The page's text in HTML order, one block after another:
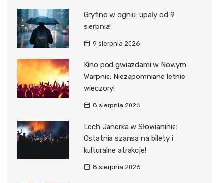
Gryfino w ogniu: upały od 9
sierpnia!
9 sierpnia 2026
Kino pod gwiazdami w Nowym
Warpnie: Niezapomniane letnie
wieczory!
8 sierpnia 2026
Lech Janerka w Słowianinie:
Ostatnia szansa na bilety i
kulturalne atrakcje!
8 sierpnia 2026